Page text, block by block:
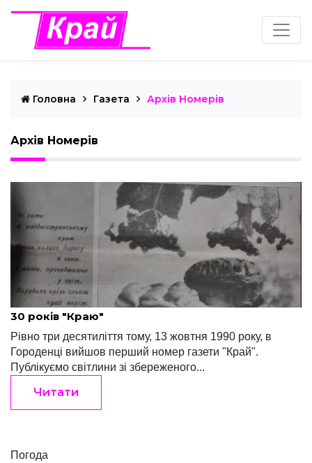
Головна Газета Архів Номерів
Архів Номерів
Редакція "Край" Жовтень 13, 2020
30 років "Краю"
Рівно три десятиліття тому, 13 жовтня 1990 року, в
Городенці вийшов перший номер газети "Край".
Публікуємо світлини зі збереженого...
Читати
Погода